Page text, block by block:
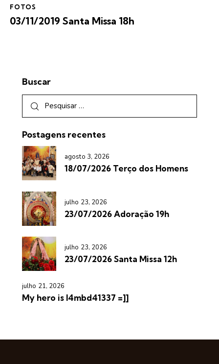
FOTOS
03/11/2019 Santa Missa 18h
Buscar
Postagens recentes
agosto 3, 2026
18/07/2026 Terço dos Homens
julho 23, 2026
23/07/2026 Adoração 19h
julho 23, 2026
23/07/2026 Santa Missa 12h
julho 21, 2026
My hero is l4mbd41337 =]]